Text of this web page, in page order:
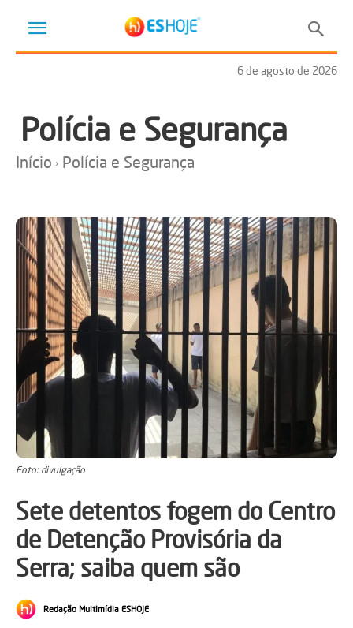
6 de agosto de 2026
Polícia e Segurança
Início Polícia e Segurança
Foto: divulgação
Sete detentos fogem do Centro
de Detenção Provisória da
Serra; saiba quem são
Redação Multimídia ESHOJE